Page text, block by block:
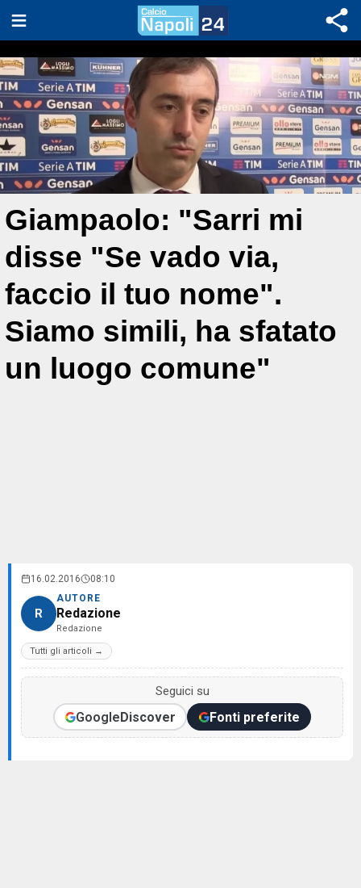
Giampaolo: "Sarri mi
disse "Se vado via,
faccio il tuo nome".
Siamo simili, ha sfatato
un luogo comune"
16.02.2016 08:10
R
AUTORE
Redazione
Redazione
Tutti gli articoli →
Seguici su
GoogleDiscover Fonti preferite